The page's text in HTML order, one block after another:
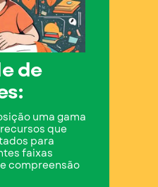
de
uma gama
que
para
faixas
compreensão